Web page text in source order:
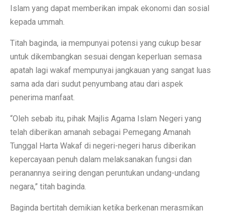
Islam yang dapat memberikan impak ekonomi dan sosial
kepada ummah.
Titah baginda, ia mempunyai potensi yang cukup besar
untuk dikembangkan sesuai dengan keperluan semasa
apatah lagi wakaf mempunyai jangkauan yang sangat luas
sama ada dari sudut penyumbang atau dari aspek
penerima manfaat.
“Oleh sebab itu, pihak Majlis Agama Islam Negeri yang
telah diberikan amanah sebagai Pemegang Amanah
Tunggal Harta Wakaf di negeri-negeri harus diberikan
kepercayaan penuh dalam melaksanakan fungsi dan
peranannya seiring dengan peruntukan undang-undang
negara,” titah baginda.
Baginda bertitah demikian ketika berkenan merasmikan